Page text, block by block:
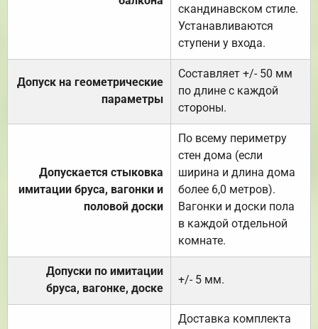
скандинавском стиле.
Устанавливаются
ступени у входа.
Допуск на геометрические
параметры
Составляет +/- 50 мм
по длине с каждой
стороны.
Допускается стыковка
имитации бруса, вагонки и
половой доски
По всему периметру
стен дома (если
ширина и длина дома
более 6,0 метров).
Вагонки и доски пола
в каждой отдельной
комнате.
Допуски по имитации
бруса, вагонке, доске
+/- 5 мм.
Доставка комплекта